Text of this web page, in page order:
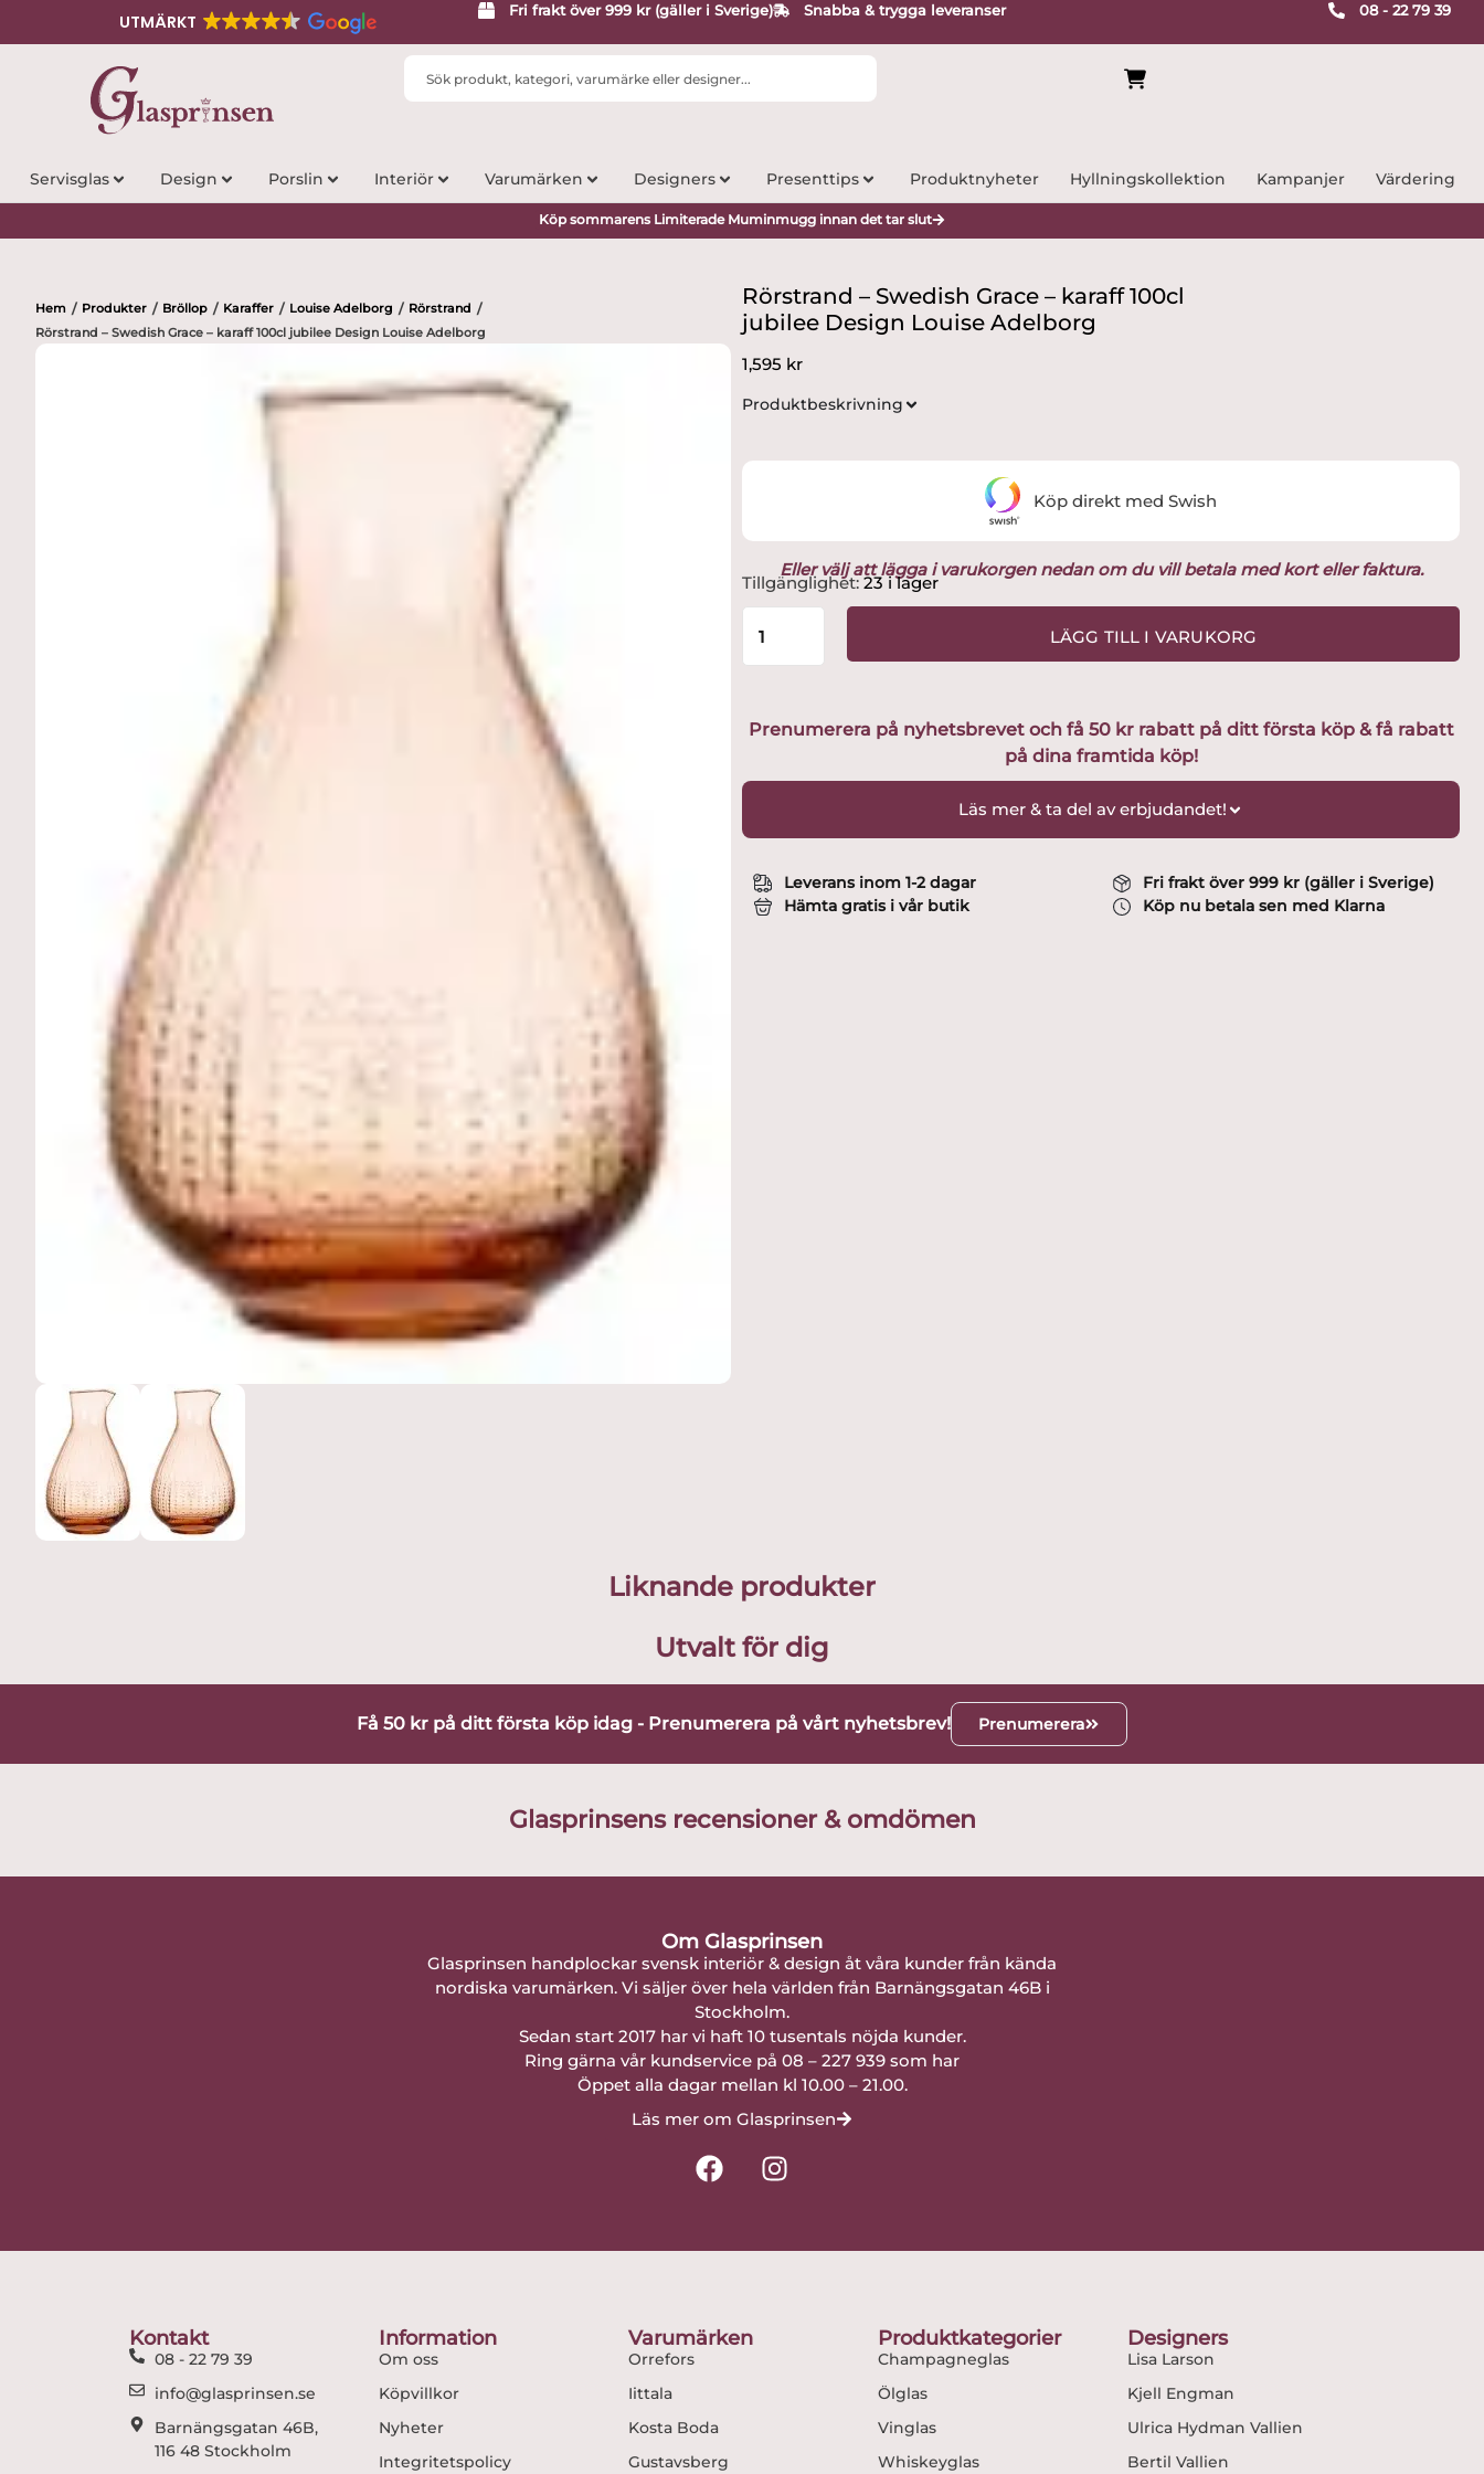
UTMÄRKT
Fri frakt över 999 kr (gäller i Sverige) Snabba & trygga leveranser 08 - 22 79 39
Search
Servisglas Design Porslin Interiör Varumärken Designers Presenttips Produktnyheter Hyllningskollektion Kampanjer Värdering
Köp sommarens Limiterade Muminmugg innan det tar slut
Hem / Produkter / Bröllop / Karaffer / Louise Adelborg / Rörstrand /
Rörstrand – Swedish Grace – karaff 100cl jubilee Design Louise Adelborg
Rörstrand – Swedish Grace – karaff 100cl
jubilee Design Louise Adelborg
1,595 kr
Produktbeskrivning
Eller välj att lägga i varukorgen nedan om du vill betala med kort eller faktura.
Tillgänglighet: 23 i lager
Rörstrand
-
Swedish
100cl
Design
LÄGG TILL I VARUKORG
Köp direkt med Swish
Prenumerera på nyhetsbrevet och få 50 kr rabatt på ditt första köp & få rabatt
på dina framtida köp!
Läs mer & ta del av erbjudandet!
Leverans inom 1-2 dagar
Hämta gratis i vår butik
Fri frakt över 999 kr (gäller i Sverige)
Köp nu betala sen med Klarna
Liknande produkter
Utvalt för dig
Få 50 kr på ditt första köp idag - Prenumerera på vårt nyhetsbrev! Prenumerera
Glasprinsens recensioner & omdömen
Om Glasprinsen
Glasprinsen handplockar svensk interiör & design åt våra kunder från kända
nordiska varumärken. Vi säljer över hela världen från Barnängsgatan 46B i
Stockholm.
Sedan start 2017 har vi haft 10 tusentals nöjda kunder.
Ring gärna vår kundservice på 08 – 227 939 som har
Öppet alla dagar mellan kl 10.00 – 21.00.
Läs mer om Glasprinsen
F
a
k
I
n
Kontakt
08 - 22 79 39
info@glasprinsen.se
Barnängsgatan 46B,
116 48 Stockholm
Information
Om oss
Köpvillkor
Nyheter
Integritetspolicy
Varumärken
Orrefors
Iittala
Kosta Boda
Gustavsberg
Produktkategorier
Champagneglas
Ölglas
Vinglas
Whiskeyglas
Designers
Lisa Larson
Kjell Engman
Ulrica Hydman Vallien
Bertil Vallien